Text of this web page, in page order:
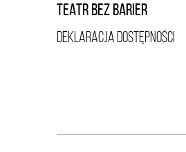
TEATR BEZ BARIER
DEKLARACJA DOSTĘPNOŚCI